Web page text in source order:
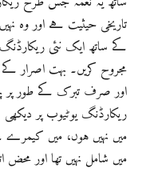
تاریخی حیثیت ہے اور وہ
کے ساتھ ایک نئی
مجروح کریں۔ بہت اصرار
اور صرف تبرک کے طور پر
ریکارڈنگ یوٹیوب پر
میں نہیں ہوں، میں کیمرے کے
میں شامل نہیں تھا اور محض